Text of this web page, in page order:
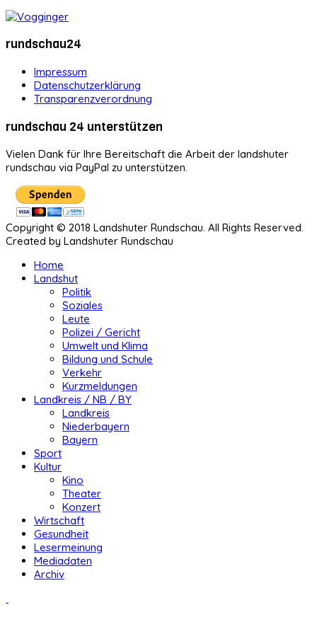
rundschau24
Impressum
Datenschutzerklärung
Transparenzverordnung
rundschau 24 unterstützen
Vielen Dank für Ihre Bereitschaft die Arbeit der landshuter
rundschau via PayPal zu unterstützen.
Copyright © 2018 Landshuter Rundschau. All Rights Reserved.
Created by Landshuter Rundschau
Home
Landshut
Politik
Soziales
Leute
Polizei / Gericht
Umwelt und Klima
Bildung und Schule
Verkehr
Kurzmeldungen
Landkreis / NB / BY
Landkreis
Niederbayern
Bayern
Sport
Kultur
Kino
Theater
Konzert
Wirtschaft
Gesundheit
Lesermeinung
Mediadaten
Archiv